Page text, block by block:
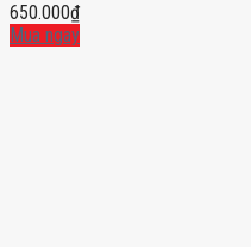
650.000₫
Mua ngay